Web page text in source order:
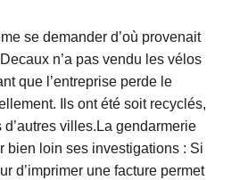
se demander d’où provenait
n’a pas vendu les vélos
que l’entreprise perde le
Ils ont été soit recyclés,
villes.La gendarmerie
bien loin ses investigations : Si
d’imprimer une facture permet